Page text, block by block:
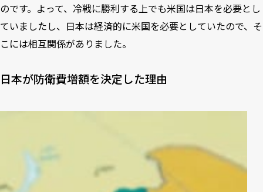
のです。よって、冷戦に勝利する上でも米国は日本を必要とし
ていましたし、日本は経済的に米国を必要としていたので、そ
こには相互関係がありました。
日本が防衛費増額を決定した理由